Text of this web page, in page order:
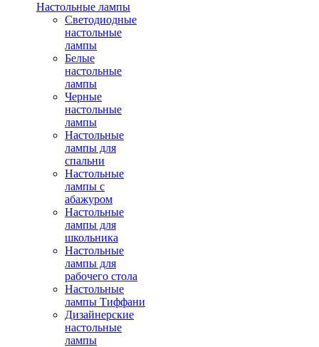
Настольные лампы
Светодиодные
настольные
лампы
Белые
настольные
лампы
Черные
настольные
лампы
Настольные
лампы для
спальни
Настольные
лампы с
абажуром
Настольные
лампы для
школьника
Настольные
лампы для
рабочего стола
Настольные
лампы Тиффани
Дизайнерские
настольные
лампы